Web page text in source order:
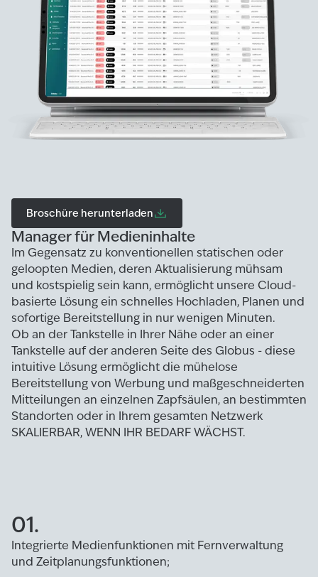
Broschüre herunterladen
Manager für Medieninhalte
Im Gegensatz zu konventionellen statischen oder
geloopten Medien, deren Aktualisierung mühsam
und kostspielig sein kann, ermöglicht unsere Cloud-
basierte Lösung ein schnelles Hochladen, Planen und
sofortige Bereitstellung in nur wenigen Minuten.
Ob an der Tankstelle in Ihrer Nähe oder an einer
Tankstelle auf der anderen Seite des Globus - diese
intuitive Lösung ermöglicht die mühelose
Bereitstellung von Werbung und maßgeschneiderten
Mitteilungen an einzelnen Zapfsäulen, an bestimmten
Standorten oder in Ihrem gesamten Netzwerk
SKALIERBAR, WENN IHR BEDARF WÄCHST.
01.
Integrierte Medienfunktionen mit Fernverwaltung
und Zeitplanungsfunktionen;